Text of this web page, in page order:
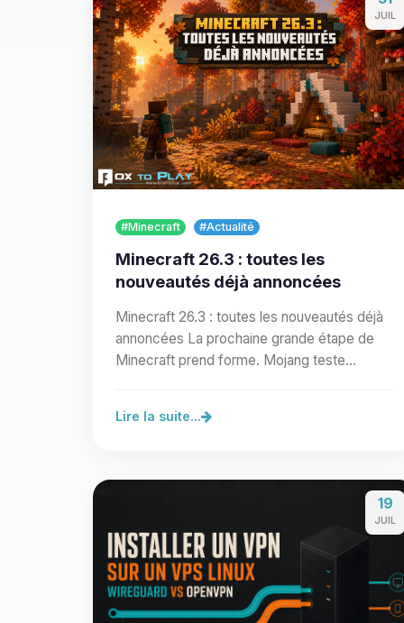
JUIL
#Minecraft #Actualité
Minecraft 26.3 : toutes les
nouveautés déjà annoncées
Minecraft 26.3 : toutes les nouveautés déjà
annoncées La prochaine grande étape de
Minecraft prend forme. Mojang teste
Lire la suite...
19
JUIL